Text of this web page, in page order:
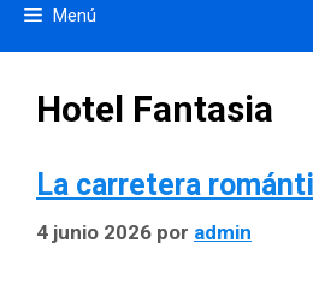
Menú
Hotel Fantasia
La carretera
4 junio 2026 por admin